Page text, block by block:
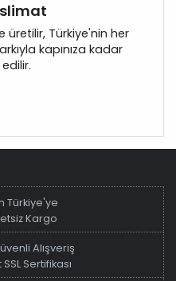
üretilir, Türkiye'nin her
kapınıza kadar
Türkiye'ye
Kargo
Alışveriş
Sertifikası